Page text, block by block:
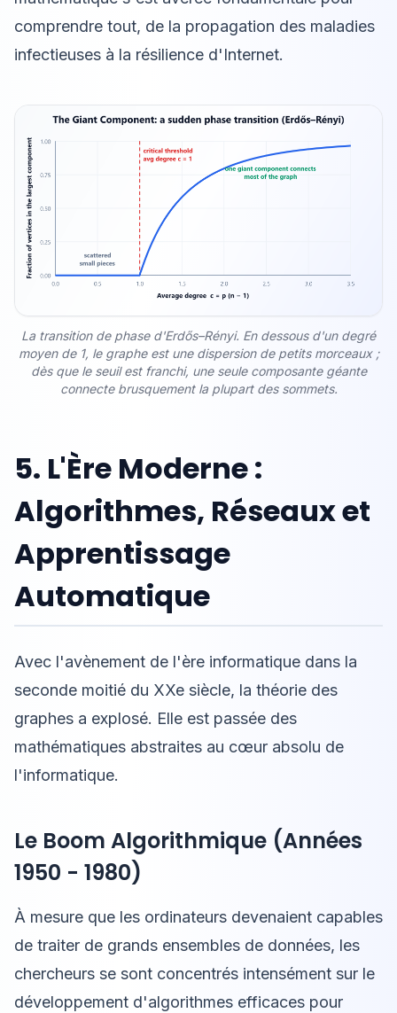
comprendre tout, de la propagation des maladies
infectieuses à la résilience d'Internet.
La transition de phase d'Erdős–Rényi. En dessous d'un degré
moyen de 1, le graphe est une dispersion de petits morceaux ;
dès que le seuil est franchi, une seule composante géante
connecte brusquement la plupart des sommets.
5. L'Ère Moderne :
Algorithmes, Réseaux et
Apprentissage
Automatique
Avec l'avènement de l'ère informatique dans la
seconde moitié du XXe siècle, la théorie des
graphes a explosé. Elle est passée des
mathématiques abstraites au cœur absolu de
l'informatique.
Le Boom Algorithmique (Années
1950 - 1980)
À mesure que les ordinateurs devenaient capables
de traiter de grands ensembles de données, les
chercheurs se sont concentrés intensément sur le
développement d'algorithmes efficaces pour